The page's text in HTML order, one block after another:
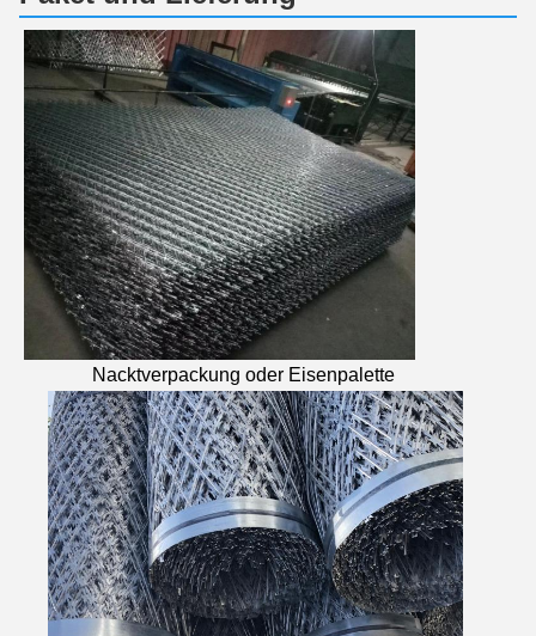
Nacktverpackung oder Eisenpalette